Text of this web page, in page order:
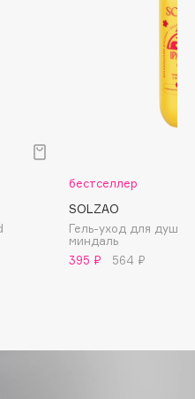
бестселлер
SOLZAO
Гель-уход для душа
миндаль
395 ₽
564 ₽